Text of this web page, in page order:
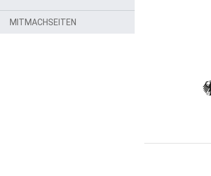
MITMACHSEITEN